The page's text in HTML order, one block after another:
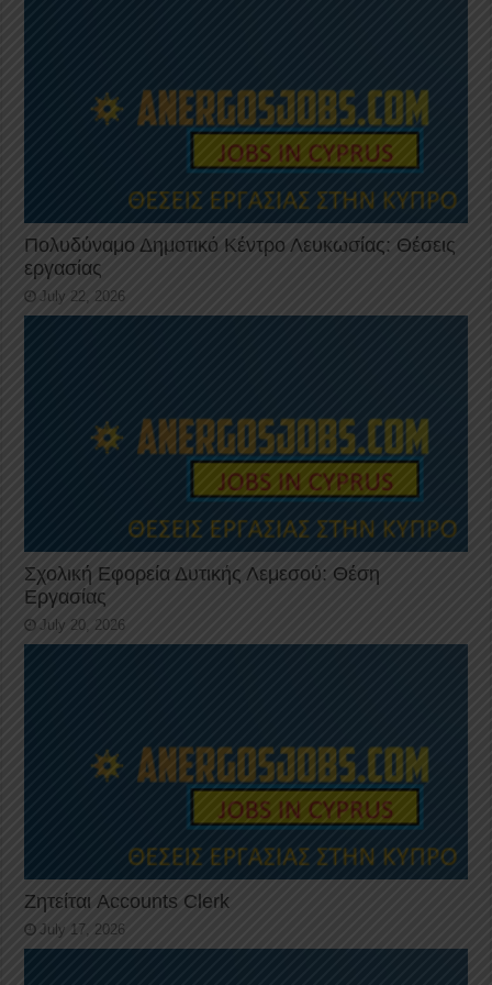
Πολυδύναμο Δημοτικό Κέντρο Λευκωσίας: Θέσεις
εργασίας
July 22, 2026
Σχολική Εφορεία Δυτικής Λεμεσού: Θέση
Εργασίας
July 20, 2026
Ζητείται Accounts Clerk
July 17, 2026